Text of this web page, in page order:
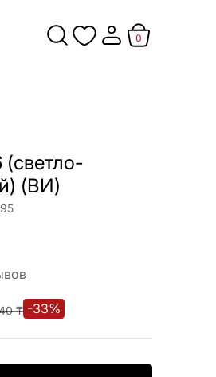
0
(светло-
(ВИ)
₸ -33%